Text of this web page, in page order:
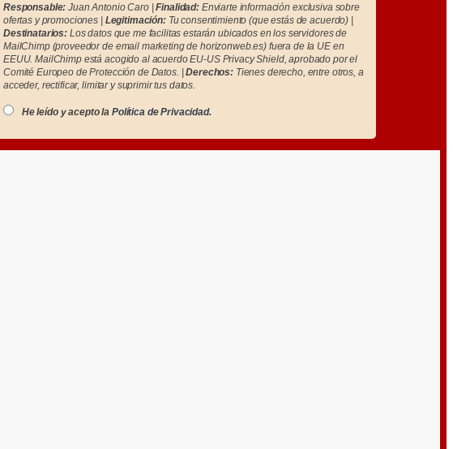
Responsable: Juan Antonio Caro |Finalidad: Enviarte información exclusiva sobre
ofertas y promociones | Legitimación:Tu consentimiento (que estás de acuerdo) |
Destinatarios: Los datos que me facilitas estarán ubicados en los servidores de
MailChimp (proveedor de email marketing de horizonweb.es) fuera de la UE en
EEUU. MailChimp está acogido al acuerdo EU-US Privacy Shield, aprobado por el
Comité Europeo de Protección de Datos. |Derechos: Tienes derecho, entre otros, a
acceder, rectificar, limitar y suprimir tus datos.
He leído y acepto la Política de Privacidad.